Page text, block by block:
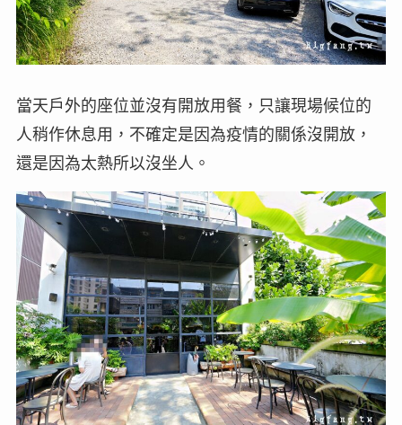
當天戶外的座位並沒有開放用餐，只讓現場候位的
人稍作休息用，不確定是因為疫情的關係沒開放，
還是因為太熱所以沒坐人。